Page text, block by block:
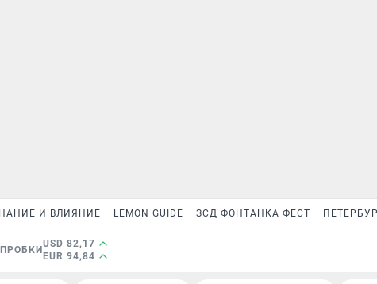
И ВЛИЯНИЕ LEMON GUIDE ЗСД ФОНТАНКА ФЕСТ
ПРОБКИ
USD 82,17
EUR 94,84